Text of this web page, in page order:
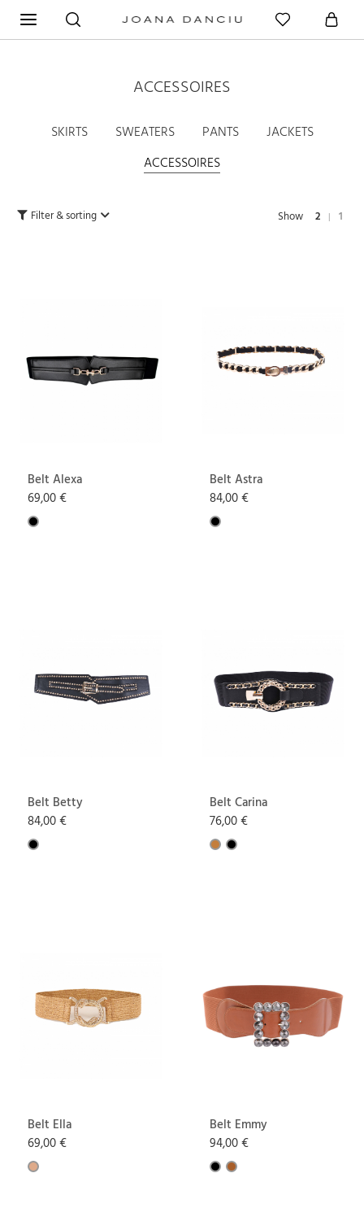
ACCESSOIRES
SKIRTS SWEATERS PANTS
JACKETS
ACCESSOIRES
Filter & sorting Show 2 | 1
Belt Alexa
69,00 €
Belt Astra
84,00 €
Belt Betty
84,00 €
Belt Carina
76,00 €
Belt Ella
69,00 €
Belt Emmy
94,00 €